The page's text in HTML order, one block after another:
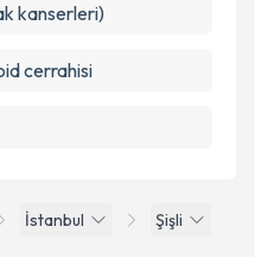
İstanbul Şişli
kanserleri)
cerrahisi